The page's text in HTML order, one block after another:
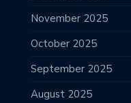
November 2025
October 2025
September 2025
August 2025